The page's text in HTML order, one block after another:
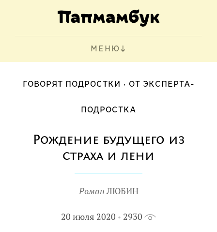
МЕНЮ
ГОВОРЯТ ПОДРОСТКИ ОТ ЭКСПЕРТА-
ПОДРОСТКА
Рождение будущего из
страха и лени
Роман ЛЮБИН
20 июля 2020 2930